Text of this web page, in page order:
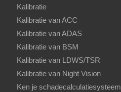
Kalibratie
Kalibratie van ACC
Kalibratie van ADAS
Kalibratie van BSM
Kalibratie van LDWS/TSR
Kalibratie van Night Vision
Ken je schadecalculatiesysteem